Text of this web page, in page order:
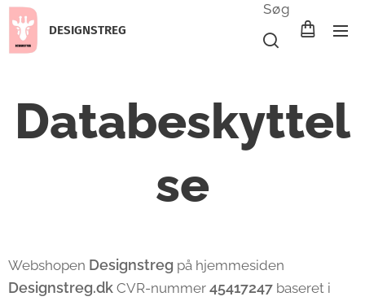
DESIGNSTREG
Søg
Databeskyttel
se
Webshopen Designstreg på hjemmesiden
Designstreg.dk CVR-nummer 45417247 baseret i